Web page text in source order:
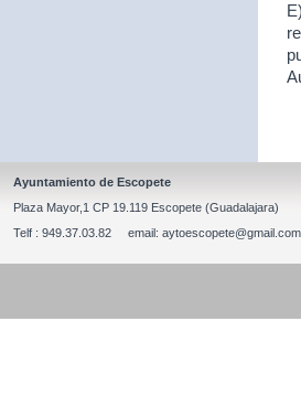
Ayuntamiento de Escopete
Plaza Mayor,1 CP 19.119 Escopete (Guadalajara)
Telf : 949.37.03.82 email: aytoescopete@gmail.com